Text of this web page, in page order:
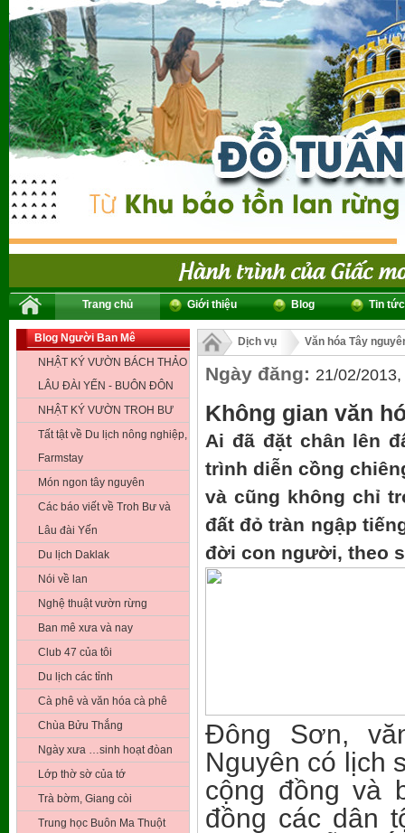
Trang chủ Giới thiệu Blog Tin tức
Blog Người Ban Mê
NHẬT KÝ VƯỜN BÁCH THẢO
LÂU ĐÀI YẾN - BUÔN ĐÔN
NHẬT KÝ VƯỜN TROH BƯ
Tất tật về Du lịch nông nghiệp,
Farmstay
Món ngon tây nguyên
Các báo viết về Troh Bư và
Lâu đài Yến
Du lịch Daklak
Nói về lan
Nghệ thuật vườn rừng
Ban mê xưa và nay
Club 47 của tôi
Du lịch các tỉnh
Cà phê và văn hóa cà phê
Chùa Bửu Thắng
Ngày xưa …sinh hoạt đòan
Lớp thờ sờ của tớ
Trà bờm, Giang còi
Trung học Buôn Ma Thuột
Dịch vụ Văn hóa Tây
Ngày đăng: 21/02/
Không gian văn
Ai đã đặt chân lên
trình diễn cồng
và cũng không chỉ
đất đỏ tràn ngập
đời con người, theo
Đông Sơn,
Nguyên có lịch
cộng đồng và
đồng các dân